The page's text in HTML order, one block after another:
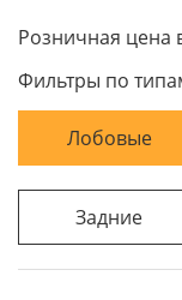
Розничная цена
Фильтры по
Лобовые
Задние